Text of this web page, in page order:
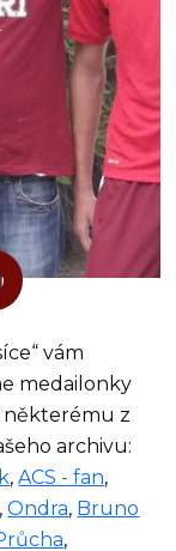
vám
medailonky
některému z
archivu:
,ACS - fan,
,Ondra, Bruno
,